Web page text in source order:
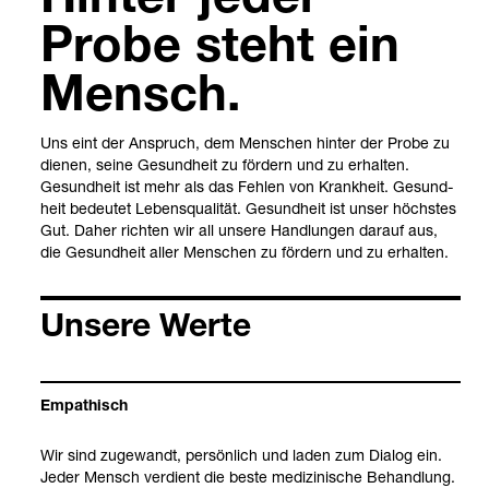
Probe steht ein
Mensch.
Uns eint der Anspruch, dem Men­schen hin­ter der Probe zu
die­nen, seine Gesund­heit zu för­dern und zu erhal­ten.
Gesund­heit ist mehr als das Feh­len von Krank­heit. Gesund­
heit bedeu­tet Lebens­qua­li­tät. Gesund­heit ist unser höchs­tes
Gut. Daher rich­ten wir all unsere Hand­lun­gen dar­auf aus,
die Gesund­heit aller Men­schen zu för­dern und zu erhal­ten.
Unsere Werte
Empa­thisch
Wir sind zuge­wandt, per­sön­lich und laden zum Dia­log ein.
Jeder Mensch ver­dient die beste medi­zi­ni­sche Behand­lung.